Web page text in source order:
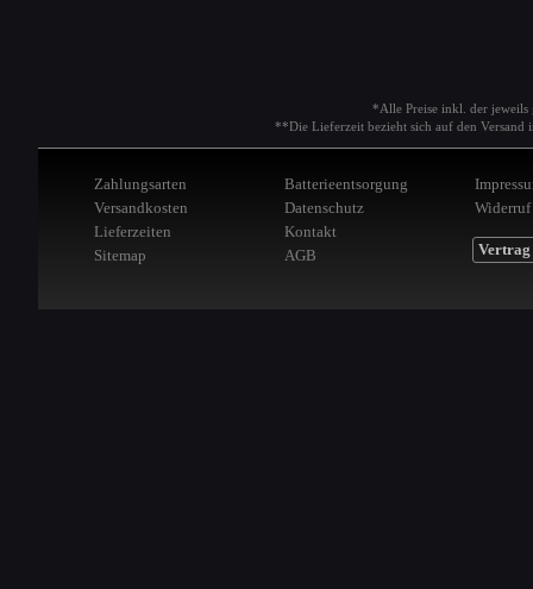
*Alle Preise inkl. der jeweils
**Die Lieferzeit bezieht sich auf den Versand
Zahlungsarten
Versandkosten
Lieferzeiten
Sitemap
Batterieentsorgung
Datenschutz
Kontakt
AGB
Widerruf